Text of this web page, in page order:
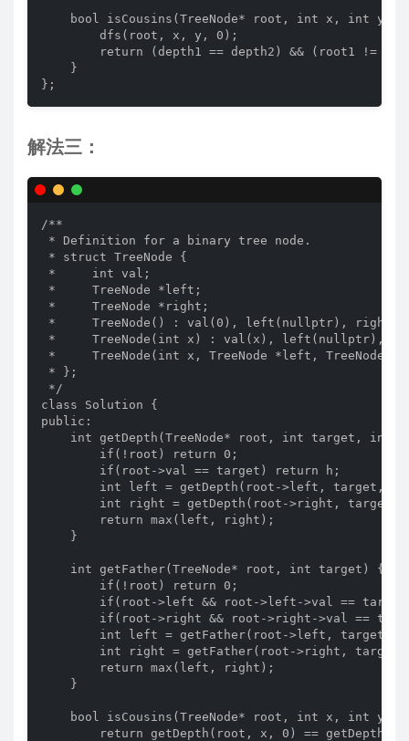
    bool isCousins(TreeNode* root, int x, int y) {
        dfs(root, x, y, 0);
return (depth1 == depth2) && (root1 !=
    }
};
解法三：
/**
* Definition for a binary tree node.
* struct TreeNode {
*     int val;
*     TreeNode *left;
*     TreeNode *right;
*     TreeNode() : val(0), left(nullptr),
*     TreeNode(int x) : val(x), left(nullptr),
*     TreeNode(int x, TreeNode *left,
* };
*/
class Solution {
public:
int getDepth(TreeNode* root, int target, int
        if(!root) return 0;
        if(root->val == target) return h;
int left = getDepth(root->left, target,
int right = getDepth(root->right, target,
        return max(left, right);
    }
    int getFather(TreeNode* root, int target) {
        if(!root) return 0;
if(root->left && root->left->val ==
if(root->right && root->right->val ==
        int left = getFather(root->left, target);
int right = getFather(root->right,
        return max(left, right);
    }
    bool isCousins(TreeNode* root, int x, int y) {
return getDepth(root, x, 0) ==